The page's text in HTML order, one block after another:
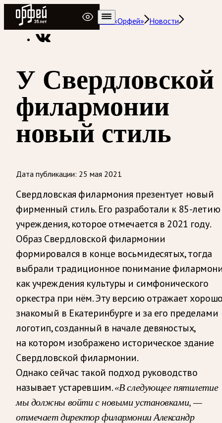
Радио Орфей
Радио классической музыки «Орфей» Новости
У Свердловской
филармонии
новый стиль
Дата публикации: 25 мая 2021
Свердловская филармония презентует новый
фирменный стиль. Его разработали к 85-летию
учреждения, которое отмечается в 2021 году.
Образ Свердловской филармонии
формировался в конце восьмидесятых, тогда
выбрали традиционное понимание
как учреждения культуры и симфонического
оркестра при нём. Эту версию отражает
знакомый в Екатеринбурге и за его пределами
логотип, созданный в начале девяностых,
на котором изображено историческое здание
Свердловской филармонии.
Однако сейчас такой подход руководство
называет устаревшим.«В следующее пятилетие
мы должны войти с новыми установками, —
отмечает директор филармонии Александр